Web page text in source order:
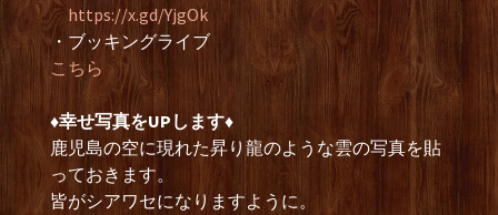
https://x.gd/YjgOk
・ブッキングライブ
こちら
♦︎幸せ写真をUPします♦︎
鹿児島の空に現れた昇り龍のような雲の写真を貼
っておきます。
皆がシアワセになりますように。